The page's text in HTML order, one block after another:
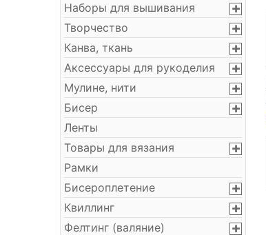
Наборы для вышивания
Творчество
Канва, ткань
Аксессуары для рукоделия
Мулине, нити
Бисер
Ленты
Товары для вязания
Рамки
Бисероплетение
Квиллинг
Фелтинг (валяние)